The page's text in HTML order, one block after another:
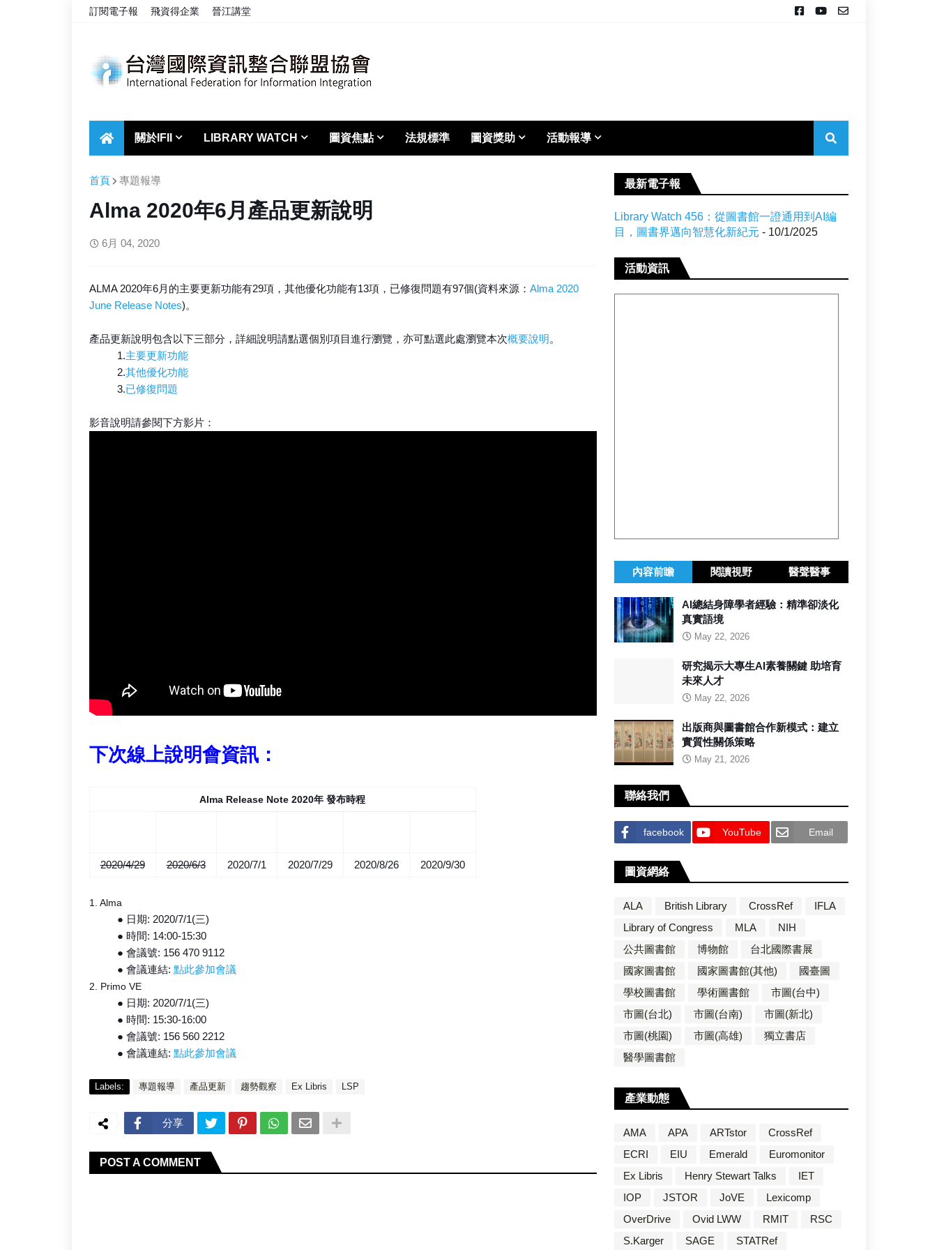
訂閱電子報 飛資得企業 晉江講堂
關於IFII LIBRARY WATCH 圖資焦點 法規標準 圖資獎助 活動報導
首頁 專題報導
Alma 2020年6月產品更新說明
6月 04, 2020
ALMA 2020年6月的主要更新功能有29項，其他優化功能有13項，已修復問題有97個(資料來源： Alma 2020
June Release Notes)。
產品更新說明包含以下三部分，詳細說明請點選個別項目進行瀏覽，亦可點選此處瀏覽本次概要說明。
1.主要更新功能
2.其他優化功能
3.已修復問題
影音說明請參閱下方影片：
下次線上說明會資訊：
Alma Release Note 2020年 發布時程
2020/4/29 2020/6/3 2020/7/1 2020/7/29 2020/8/26 2020/9/30
1. Alma
● 日期: 2020/7/1(三)
● 時間: 14:00-15:30
● 會議號: 156 470 9112
● 會議連結: 點此參加會議
2. Primo VE
● 日期: 2020/7/1(三)
● 時間: 15:30-16:00
● 會議號: 156 560 2212
● 會議連結: 點此參加會議
Labels: 專題報導 產品更新 趨勢觀察 Ex Libris LSP
分享
POST A COMMENT
最新電子報
Library Watch 456：從圖書館一證通用到AI編
目，圖書界邁向智慧化新紀元 - 10/1/2025
活動資訊
內容前瞻 閱讀視野 醫聲醫事
AI總結身障學者經驗：精準卻淡化
真實語境
May 22, 2026
研究揭示大專生AI素養關鍵 助培育
未來人才
May 22, 2026
出版商與圖書館合作新模式：建立
實質性關係策略
May 21, 2026
聯絡我們
facebook YouTube Email
圖資網絡
ALA British Library CrossRef
IFLA
Library of Congress
MLA
NIH
公共圖書館
博物館
台北國際書展
國家圖書館
國家圖書館(其他)
國臺圖
學校圖書館
學術圖書館
市圖(台中)
市圖(台北)
市圖(台南)
市圖(新北)
市圖(桃園)
市圖(高雄)
獨立書店
醫學圖書館
產業動態
AMA APA ARTstor
CrossRef
ECRI
EIU Emerald
Euromonitor
Ex Libris
Henry Stewart Talks
IET
IOP
JSTOR JoVE
Lexicomp
OverDrive
Ovid LWW RMIT
RSC
S.Karger
SAGE STATRef